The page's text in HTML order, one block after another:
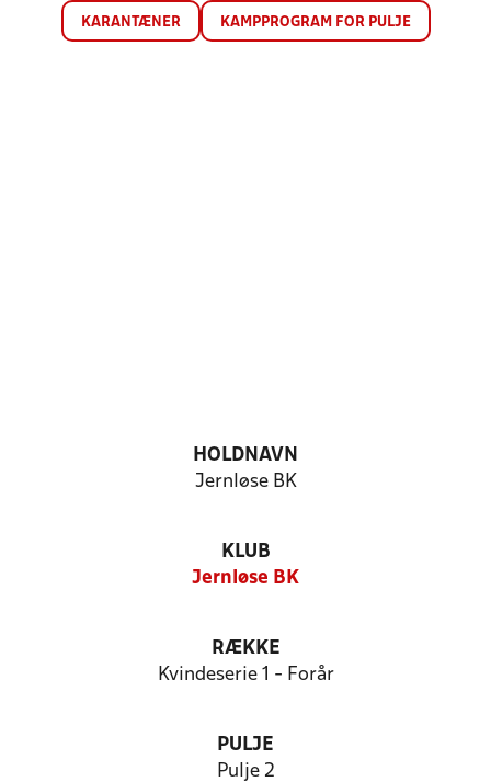
KARANTÆNER KAMPPROGRAM FOR PULJE
HOLDNAVN
Jernløse BK
KLUB
Jernløse BK
RÆKKE
Kvindeserie 1 - Forår
PULJE
Pulje 2